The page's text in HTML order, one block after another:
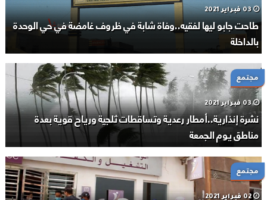
03 فبراير 2021
طاحت جابو ليها لفقيه..وفاة شابة في ظروف غامضة في حي الوحدة
بالداخلة
مجتمع
03 فبراير 2021
نشرة إنذارية..أمطار رعدية وتساقطات ثلجية ورياح قوية بعدة
مناطق يوم الجمعة
مجتمع